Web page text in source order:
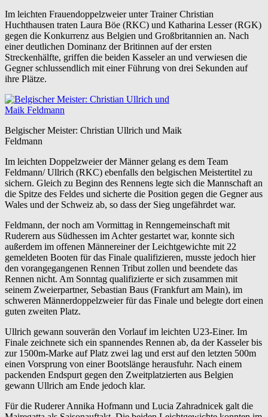
Im leichten Frauendoppelzweier unter Trainer Christian
Huchthausen traten Laura Böe (RKC) und Katharina Lesser (RGK)
gegen die Konkurrenz aus Belgien und Großbritannien an. Nach
einer deutlichen Dominanz der Britinnen auf der ersten
Streckenhälfte, griffen die beiden Kasseler an und verwiesen die
Gegner schlussendlich mit einer Führung von drei Sekunden auf
ihre Plätze.
Belgischer Meister: Christian Ullrich und Maik
Feldmann
Im leichten Doppelzweier der Männer gelang es dem Team
Feldmann/ Ullrich (RKC) ebenfalls den belgischen Meistertitel zu
sichern. Gleich zu Beginn des Rennens legte sich die Mannschaft an
die Spitze des Feldes und sicherte die Position gegen die Gegner aus
Wales und der Schweiz ab, so dass der Sieg ungefährdet war.
Feldmann, der noch am Vormittag in Renngemeinschaft mit
Ruderern aus Südhessen im Achter gestartet war, konnte sich
außerdem im offenen Männereiner der Leichtgewichte mit 22
gemeldeten Booten für das Finale qualifizieren, musste jedoch hier
den vorangegangenen Rennen Tribut zollen und beendete das
Rennen nicht. Am Sonntag qualifizierte er sich zusammen mit
seinem Zweierpartner, Sebastian Baus (Frankfurt am Main), im
schweren Männerdoppelzweier für das Finale und belegte dort einen
guten zweiten Platz.
Ullrich gewann souverän den Vorlauf im leichten U23-Einer. Im
Finale zeichnete sich ein spannendes Rennen ab, da der Kasseler bis
zur 1500m-Marke auf Platz zwei lag und erst auf den letzten 500m
einen Vorsprung von einer Bootslänge herausfuhr. Nach einem
packenden Endspurt gegen den Zweitplatzierten aus Belgien
gewann Ullrich am Ende jedoch klar.
Für die Ruderer Annika Hofmann und Lucia Zahradnicek galt die